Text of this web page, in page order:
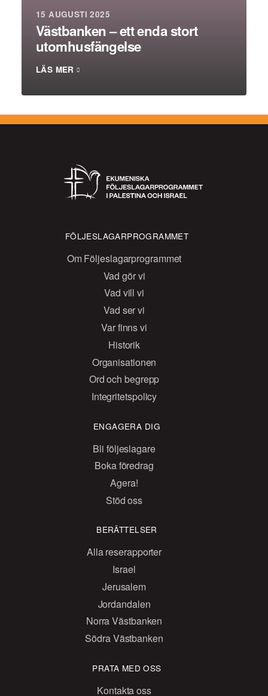
15 AUGUSTI 2025
Västbanken – ett enda stort
utomhusfängelse
LÄS MER
FÖLJESLAGARPROGRAMMET
Om Följeslagarprogrammet
Vad gör vi
Vad vill vi
Vad ser vi
Var finns vi
Historik
Organisationen
Ord och begrepp
Integritetspolicy
ENGAGERA DIG
Bli följeslagare
Boka föredrag
Agera!
Stöd oss
BERÄTTELSER
Alla reserapporter
Israel
Jerusalem
Jordandalen
Norra Västbanken
Södra Västbanken
PRATA MED OSS
Kontakta oss